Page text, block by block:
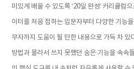
미있게 배울 수 있도록 ‘20일 완성’ 커리큘럼
이터를 처음 접하는 입문자부터 다양한 기능
무자까지 도움이 될 만한 내용으로 가득 차 있
방법과 몰라서 쓰지 못했던 숨은 기능을 속속